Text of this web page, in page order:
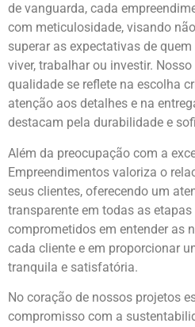
de vanguarda, cada
com meticulosidade, visando
superar as expectativas de
viver, trabalhar ou investir.
qualidade se reflete na escolha
atenção aos detalhes e na
destacam pela durabilidade e
Além da preocupação com a
Empreendimentos valoriza o
seus clientes, oferecendo um
transparente em todas as
comprometidos em entender as
cada cliente e em proporcionar
tranquila e satisfatória.
No coração de nossos projetos
compromisso com a